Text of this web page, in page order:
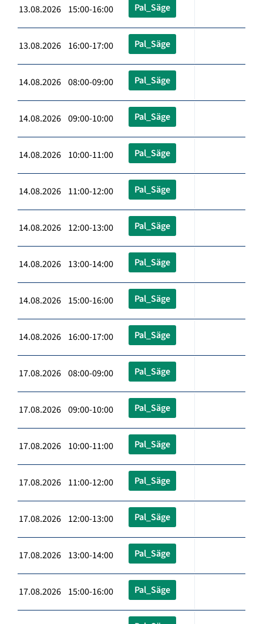
13.08.2026 15:00-16:00 Pal_Säge
13.08.2026 16:00-17:00 Pal_Säge
14.08.2026 08:00-09:00 Pal_Säge
14.08.2026 09:00-10:00 Pal_Säge
14.08.2026 10:00-11:00 Pal_Säge
14.08.2026 11:00-12:00 Pal_Säge
14.08.2026 12:00-13:00 Pal_Säge
14.08.2026 13:00-14:00 Pal_Säge
14.08.2026 15:00-16:00 Pal_Säge
14.08.2026 16:00-17:00 Pal_Säge
17.08.2026 08:00-09:00 Pal_Säge
17.08.2026 09:00-10:00 Pal_Säge
17.08.2026 10:00-11:00 Pal_Säge
17.08.2026 11:00-12:00 Pal_Säge
17.08.2026 12:00-13:00 Pal_Säge
17.08.2026 13:00-14:00 Pal_Säge
17.08.2026 15:00-16:00 Pal_Säge